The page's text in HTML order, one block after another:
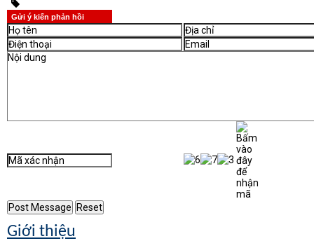
Gửi ý kiến phản hồi
Giới thiệu